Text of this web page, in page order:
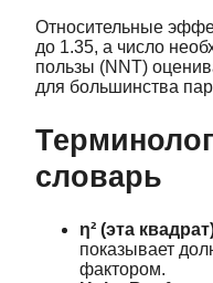
Относительные
до 1.35, а число
пользы (NNT)
для большинства
словарь
η² (эта
показывает
фактором.